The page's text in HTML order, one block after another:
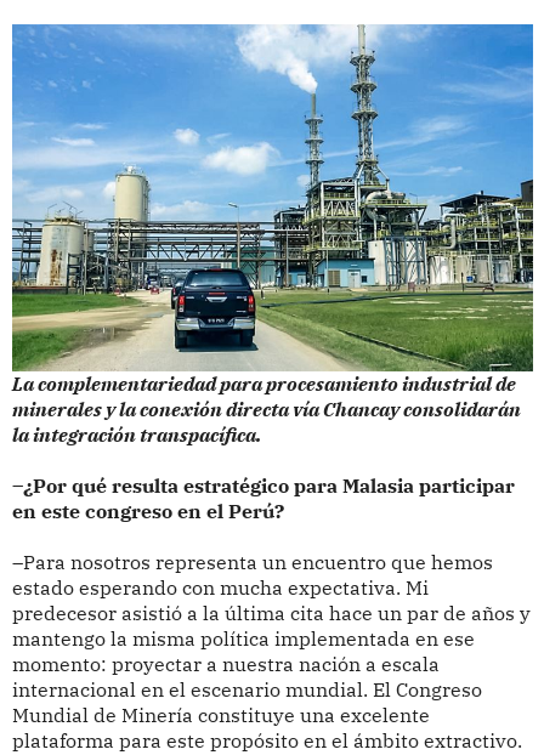
La complementariedad para procesamiento industrial de
minerales y la conexión directa vía Chancay consolidarán
la integración transpacífica.
–¿Por qué resulta estratégico para Malasia participar
en este congreso en el Perú?
–Para nosotros representa un encuentro que hemos
estado esperando con mucha expectativa. Mi
predecesor asistió a la última cita hace un par de años y
mantengo la misma política implementada en ese
momento: proyectar a nuestra nación a escala
internacional en el escenario mundial. El Congreso
Mundial de Minería constituye una excelente
plataforma para este propósito en el ámbito extractivo.